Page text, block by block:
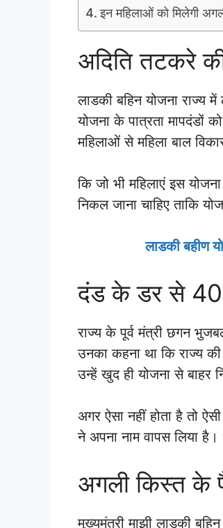
इन महिलाओं को मिलेगी
अदिति तटकरे
लाडकी बहिन योजना राज्य
योजना के पात्रता मापदंडों
महिलाओं से महिला बाल
कि जो भी महिलाएं इस
निकल जाना चाहिए ताकि
लाडकी बहीण
दंड के डर से
राज्य के पूर्व मंत्री छगन
उनका कहना था कि राज्य
उन्हें खुद ही योजना से बाहर
अगर ऐसा नहीं होता है तो
ने अपना नाम वापस लिया
अगली किस्त के
मुख्यमंत्री माझी लाडकी